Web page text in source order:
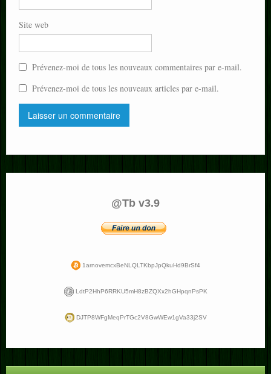
Site web
Prévenez-moi de tous les nouveaux commentaires par e-mail.
Prévenez-moi de tous les nouveaux articles par e-mail.
@Tb v3.9
1arnovemcxBeNLQLTKbpJpQkuHd9BrSf4
LdtP2HhP6RRKU5mH8zBZQXx2hGHpqnPsPK
DJTP8WFgMeqPrTGc2V8GwWEw1gVa33j2SV